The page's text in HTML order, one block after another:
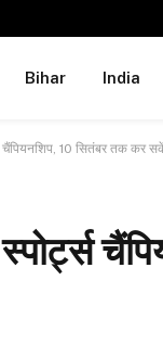
Bihar India
चैंपियनशिप, 10 सितंबर तक कर